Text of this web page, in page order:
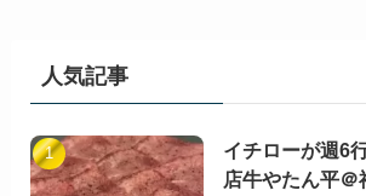
人気記事
イチローが週6
店牛やたん平